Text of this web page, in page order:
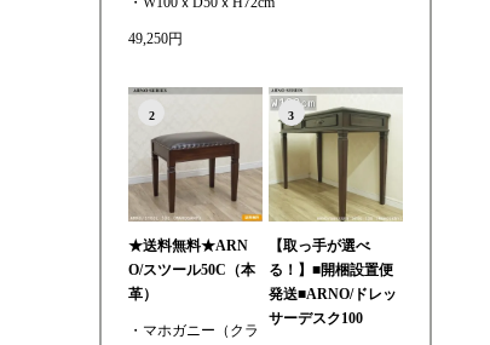
49,250円
2
★送料無料★ARN
O/スツール50C（本
革）
・マホガニー（クラ
3
【取っ手が選べ
る！】■開梱設置便
発送■ARNO/ドレッ
サーデスク100